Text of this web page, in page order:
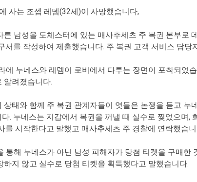
사는 조셉 레뎀(32세)이 사망했습니다,
남성을 도체스터에 있는 매사추세츠 주 복권 본부로
서를 작성하여 제출했습니다. 주 복권 고객 서비스 담
에 누네스와 레뎀이 로비에서 다투는 장면이 포착되었
알려졌습니다.
태와 함께 주 복권 관계자들이 엿들은 논쟁을 듣고
. 누네스는 지갑에서 복권을 꺼낼 때 실수로 찢었으며
를 시작한다고 말했고 매사추세츠 주 경찰에 연락했습
통해 누네스가 아닌 남성 피해자가 당첨 티켓을 구매
지 않고 실수로 당첨 티켓을 획득했다고 말했습니다.